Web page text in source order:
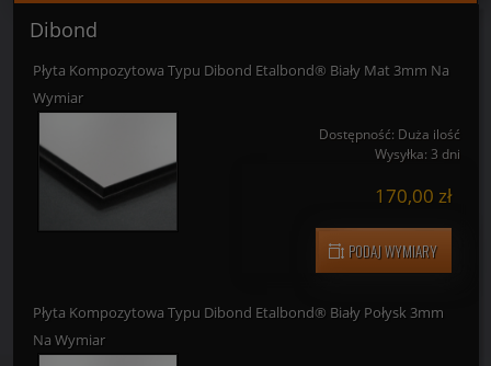
Dibond
Płyta Kompozytowa Typu Dibond Etalbond® Biały Mat 3mm Na
Wymiar
Dostępność: Duża ilość
Wysyłka: 3 dni
170,00 zł
PODAJ WYMIARY
Płyta Kompozytowa Typu Dibond Etalbond® Biały Połysk 3mm
Na Wymiar